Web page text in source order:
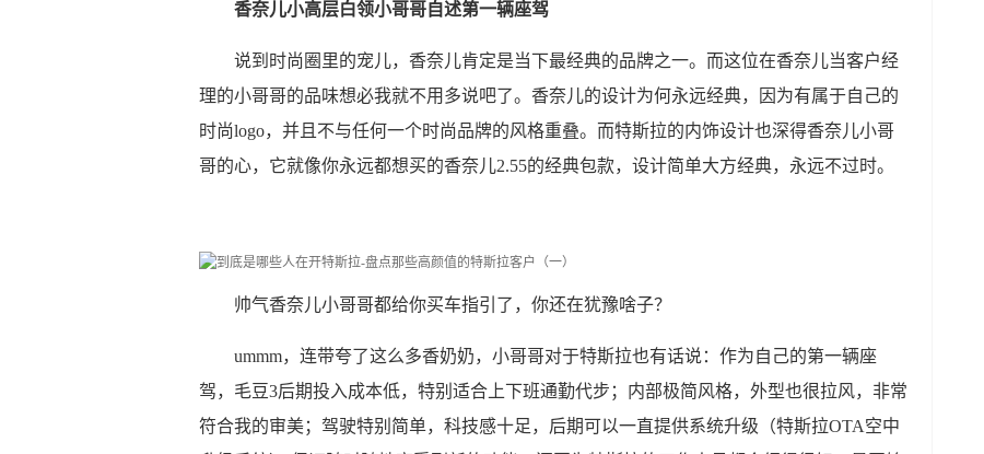
香奈儿小高层白领小哥哥自述第一辆座驾
说到时尚圈里的宠儿，香奈儿肯定是当下最经典的品牌之一。而这位在香奈儿当客户经
理的小哥哥的品味想必我就不用多说吧了。香奈儿的设计为何永远经典，因为有属于自己的
时尚logo，并且不与任何一个时尚品牌的风格重叠。而特斯拉的内饰设计也深得香奈儿小哥
哥的心，它就像你永远都想买的香奈儿2.55的经典包款，设计简单大方经典，永远不过时。
帅气香奈儿小哥哥都给你买车指引了，你还在犹豫啥子？
ummm，连带夸了这么多香奶奶，小哥哥对于特斯拉也有话说：作为自己的第一辆座
驾，毛豆3后期投入成本低，特别适合上下班通勤代步；内部极简风格，外型也很拉风，非常
符合我的审美；驾驶特别简单，科技感十足，后期可以一直提供系统升级（特斯拉OTA空中